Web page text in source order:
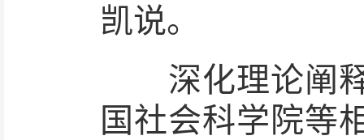
凯说。
深化理论阐释
国社会科学院等